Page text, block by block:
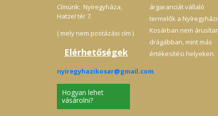
Címünk: Nyíregyháza,
Hatzel tér 7.
( mely nem postázási cím )
Elérhetőségek
nyiregyhazikosar@gmail.com
Hogyan lehet
vásárolni?
árgaranciát vállaló
termelők a Nyíregyházi
Kosárban nem
drágábban, mint más
értékesítési helyeken.